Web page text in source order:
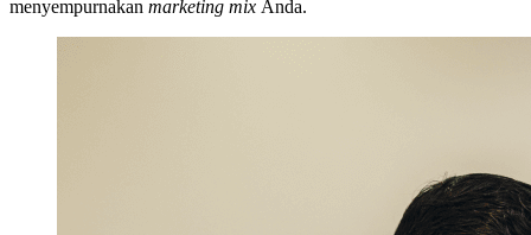
menyempurnakan marketing mix Anda.